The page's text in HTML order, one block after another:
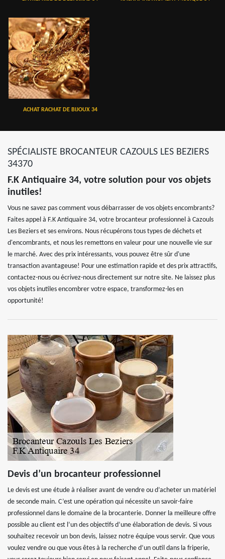
ACHAT RACHAT DE BIJOUX 34
SPÉCIALISTE BROCANTEUR CAZOULS LES BEZIERS
34370
F.K Antiquaire 34, votre solution pour vos objets
inutiles!
Vous ne savez pas comment vous débarrasser de vos objets encombrants?
Faites appel à F.K Antiquaire 34, votre brocanteur professionnel à Cazouls
Les Beziers et ses environs. Nous récupérons tous types de déchets et
d'encombrants, et nous les remettons en valeur pour une nouvelle vie sur
le marché. Avec des prix intéressants, vous pouvez être sûr d'une
transaction avantageuse! Pour une estimation rapide et des prix attractifs,
contactez-nous ou écrivez-nous directement sur notre site. Ne laissez plus
vos objets inutiles encombrer votre espace, transformez-les en
opportunité!
Devis d’un brocanteur professionnel
Le devis est une étude à réaliser avant de vendre ou d’acheter un matériel
de seconde main. C’est une opération qui nécessite un savoir-faire
professionnel dans le domaine de la brocanterie. Donner la meilleure offre
possible au client est l’un des objectifs d’une élaboration de devis. Si vous
souhaitez recevoir un bon devis, laissez notre équipe vous servir. Que vous
voulez vendre ou que vous êtes à la recherche d’un outil dans la friperie,